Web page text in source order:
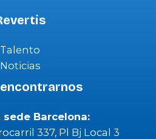
Talento
Noticias
sede Barcelona:
337, Pl Bj Local 3